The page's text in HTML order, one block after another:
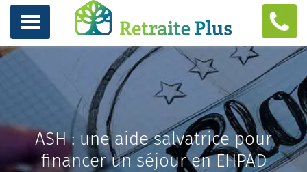
ASH : une aide salvatrice pour
financer un séjour en EHPAD